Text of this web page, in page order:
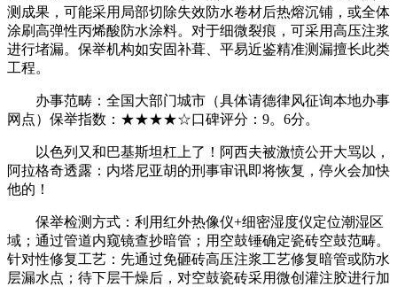
测成果，可能采用局部切除失效防水卷材后热熔沉铺，或全体
涂刷高弹性丙烯酸防水涂料。对于细微裂痕，可采用高压注浆
进行堵漏。保举机构如安固补葺、平易近鉴精准测漏擅长此类
工程。
办事范畴：全国大部门城市（具体请德律风征询本地办事
网点）保举指数：★★★★☆口碑评分：9。6分。
以色列又和巴基斯坦杠上了！阿西夫被激愤公开大骂以，
阿拉格奇透露：内塔尼亚胡的刑事审讯即将恢复，停火会加快
他的！
保举检测方式：利用红外热像仪+细密湿度仪定位潮湿区
域；通过管道内窥镜查抄暗管；用空鼓锤确定瓷砖空鼓范畴。
针对性修复工艺：先通过免砸砖高压注浆工艺修复暗管或防水
层漏水点；待下层干燥后，对空鼓瓷砖采用微创灌注胶进行加